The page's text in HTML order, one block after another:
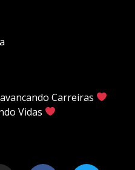
Carreiras
Vidas